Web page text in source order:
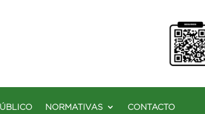
NORMATIVAS CONTACTO